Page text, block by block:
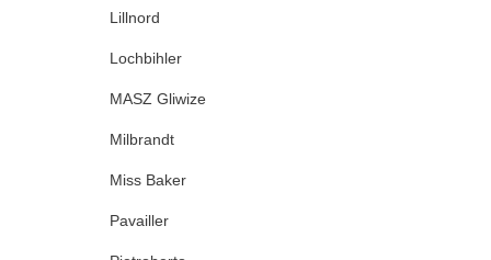
Lillnord
Lochbihler
MASZ Gliwize
Milbrandt
Miss Baker
Pavailler